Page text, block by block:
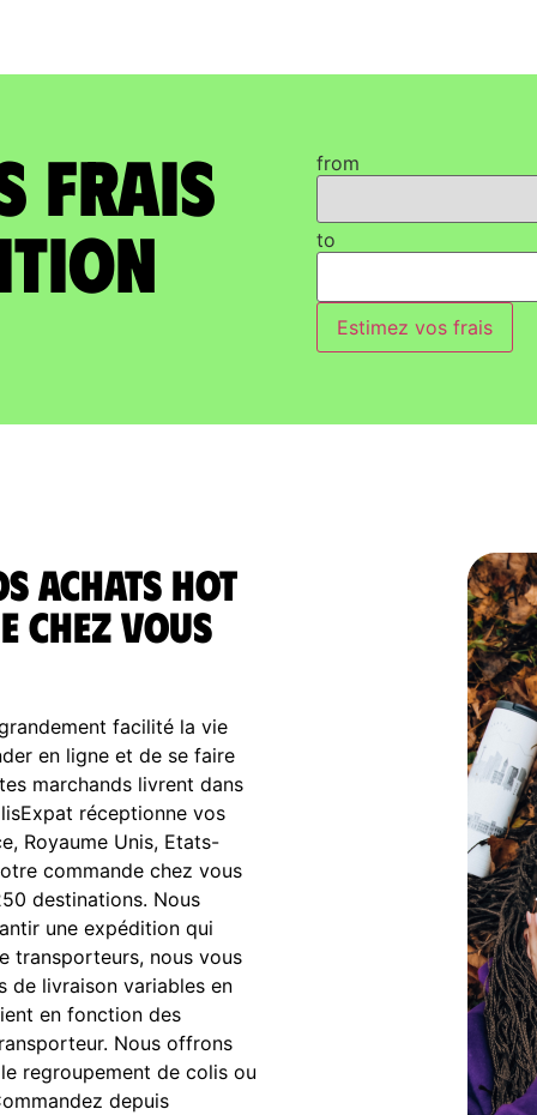
frais
from
to
Estimez vos frais
achats Hot
chez vous
facilité la vie
en ligne et de se faire
marchands livrent dans
réceptionne vos
Royaume Unis, Etats-
commande chez vous
destinations. Nous
une expédition qui
transporteurs, nous vous
de livraison variables en
en fonction des
Nous offrons
regroupement de colis ou
depuis